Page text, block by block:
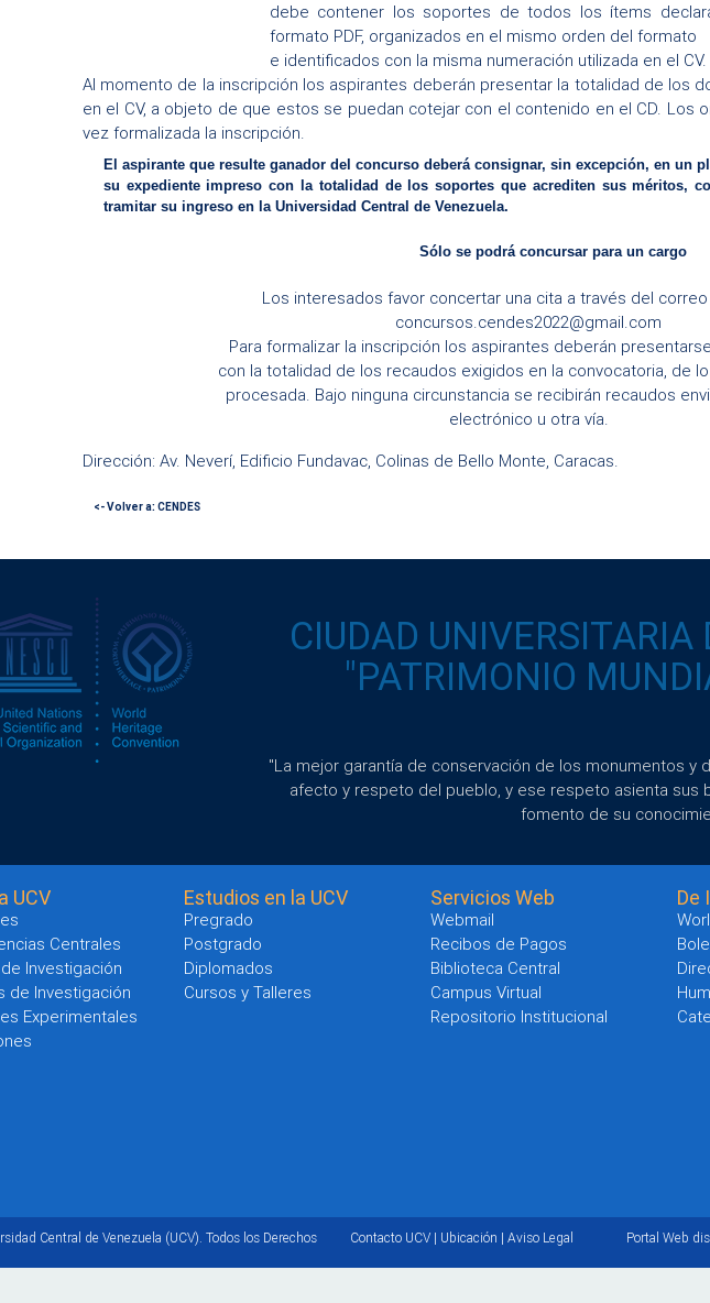
debe contener los soportes de todos los ítems
formato PDF, organizados en el mismo orden del formato
e identificados con la misma numeración utilizada en el CV.
Al momento de la inscripción los aspirantes deberán presentar la totalidad de los
en el CV, a objeto de que estos se puedan cotejar con el contenido en el CD. Los
vez formalizada la inscripción.
El aspirante que resulte ganador del concurso deberá consignar, sin excepción, en un
su expediente impreso con la totalidad de los soportes que acrediten sus méritos,
tramitar su ingreso en la Universidad Central de Venezuela.
Sólo se podrá concursar para un cargo
Los interesados favor concertar una cita a través del
concursos.cendes2022@gmail.com
Para formalizar la inscripción los aspirantes deberán
con la totalidad de los recaudos exigidos en la convocatoria, de
procesada. Bajo ninguna circunstancia se recibirán recaudos
electrónico u otra vía.
Dirección: Av. Neverí, Edificio Fundavac, Colinas de Bello Monte, Caracas.
<- Volver a: CENDES
CIUDAD UNIVERSITARIA
"PATRIMONIO
"La mejor garantía de conservación de los monumentos y
afecto y respeto del pueblo, y ese respeto asienta sus
fomento de su
UCV
Centrales
Investigación
de Investigación
Experimentales
Estudios en la UCV
Pregrado
Postgrado
Diplomados
Cursos y Talleres
Servicios Web
Webmail
Recibos de Pagos
Biblioteca Central
Campus Virtual
Repositorio Institucional
De
Central de Venezuela (UCV). Todos los Derechos
Contacto UCV| Ubicación | Aviso Legal Portal Web